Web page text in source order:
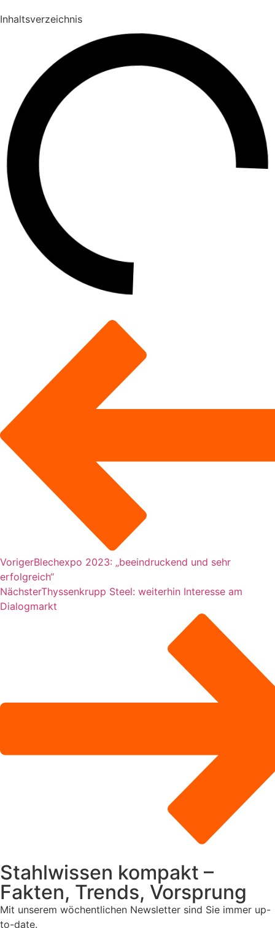
Inhaltsverzeichnis
VorigerBlechexpo 2023: „beeindruckend und sehr
erfolgreich“
NächsterThyssenkrupp Steel: weiterhin Interesse am
Dialogmarkt
Stahlwissen kompakt –
Fakten, Trends, Vorsprung
Mit unserem wöchentlichen Newsletter sind Sie immer up-
to-date.